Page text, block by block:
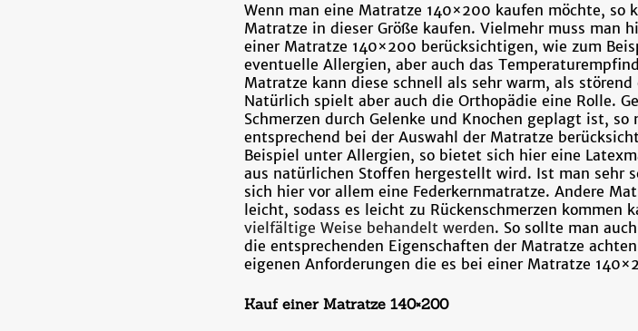
Wenn man eine Matratze 140×200 kaufen möchte, so
Matratze in dieser Größe kaufen. Vielmehr muss man
einer Matratze 140×200 berücksichtigen, wie zum
eventuelle Allergien, aber auch das
Matratze kann diese schnell als sehr warm, als
Natürlich spielt aber auch die Orthopädie eine Rolle.
Schmerzen durch Gelenke und Knochen geplagt ist, so
entsprechend bei der Auswahl der Matratze
Beispiel unter Allergien, so bietet sich hier eine
aus natürlichen Stoffen hergestellt wird. Ist man sehr
sich hier vor allem eine Federkernmatratze. Andere
leicht, sodass es leicht zu Rückenschmerzen kommen
vielfältige Weise behandelt werden. So sollte man
die entsprechenden Eigenschaften der Matratze
eigenen Anforderungen die es bei einer Matratze
Kauf einer Matratze 140×200